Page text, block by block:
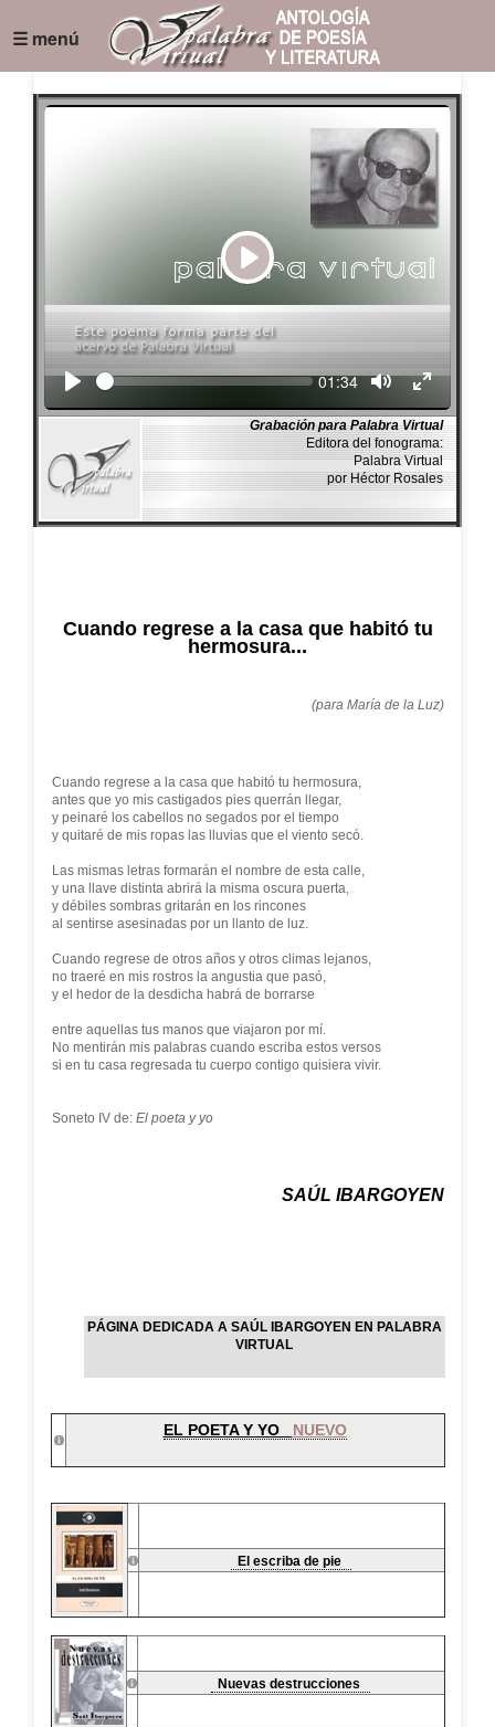
☰ menú
Play
Seek Current
01:34
Grabación para Palabra Virtual
Editora del fonograma:
Palabra Virtual
por Héctor Rosales
Cuando regrese a la casa que habitó tu
hermosura...
(para María de la Luz)
Cuando regrese a la casa que habitó tu hermosura,
antes que yo mis castigados pies querrán llegar,
y peinaré los cabellos no segados por el tiempo
y quitaré de mis ropas las lluvias que el viento secó.
Las mismas letras formarán el nombre de esta calle,
y una llave distinta abrirá la misma oscura puerta,
y débiles sombras gritarán en los rincones
al sentirse asesinadas por un llanto de luz.
Cuando regrese de otros años y otros climas lejanos,
no traeré en mis rostros la angustia que pasó,
y el hedor de la desdicha habrá de borrarse
entre aquellas tus manos que viajaron por mí.
No mentirán mis palabras cuando escriba estos versos
si en tu casa regresada tu cuerpo contigo quisiera vivir.
Soneto IV de: El poeta y yo
SAÚL IBARGOYEN
PÁGINA DEDICADA A SAÚL IBARGOYEN EN PALABRA
VIRTUAL
EL POETA Y YO NUEVO
El escriba de pie
Nuevas destrucciones